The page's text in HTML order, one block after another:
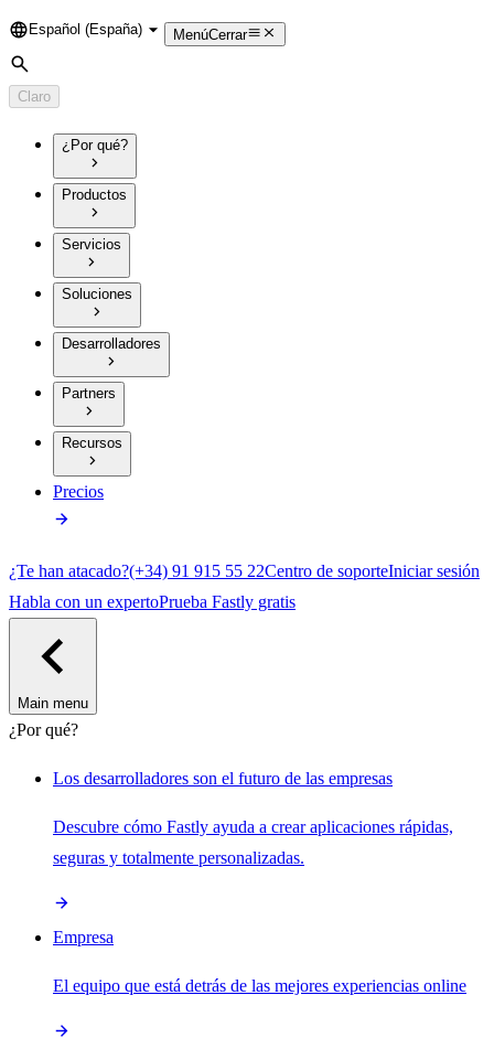
Language
Español (España) MenúCerrar
Búsqueda
Claro
¿Por qué?
Productos
Servicios
Soluciones
Desarrolladores
Partners
Recursos
Precios
¿Te han atacado?(+34) 91 915 55 22Centro de soporteIniciar sesión
Habla con un expertoPrueba Fastly gratis
Main menu
¿Por qué?
Los desarrolladores son el futuro de las empresas
Descubre cómo Fastly ayuda a crear aplicaciones rápidas,
seguras y totalmente personalizadas.
Empresa
El equipo que está detrás de las mejores experiencias online